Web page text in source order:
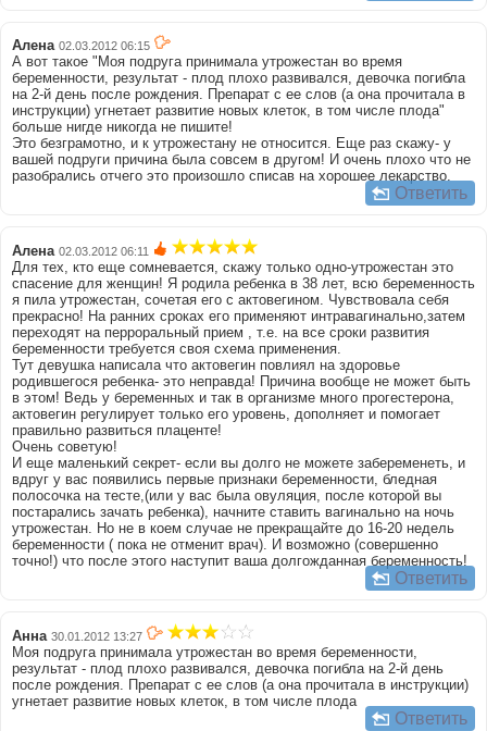
Алена 02.03.2012 06:15
А вот такое "Моя подруга принимала утрожестан во время
беременности, результат - плод плохо развивался, девочка погибла
на 2-й день после рождения. Препарат с ее слов (а она прочитала в
инструкции) угнетает развитие новых клеток, в том числе плода"
больше нигде никогда не пишите!
Это безграмотно, и к утрожестану не относится. Еще раз скажу- у
вашей подруги причина была совсем в другом! И очень плохо что не
разобрались отчего это произошло списав на хорошее лекарство.
Ответить
Алена 02.03.2012 06:11
Для тех, кто еще сомневается, скажу только одно-утрожестан это
спасение для женщин! Я родила ребенка в 38 лет, всю беременность
я пила утрожестан, сочетая его с актовегином. Чувствовала себя
прекрасно! На ранних сроках его применяют интравагинально,затем
переходят на перроральный прием , т.е. на все сроки развития
беременности требуется своя схема применения.
Тут девушка написала что актовегин повлиял на здоровье
родившегося ребенка- это неправда! Причина вообще не может быть
в этом! Ведь у беременных и так в организме много прогестерона,
актовегин регулирует только его уровень, дополняет и помогает
правильно развиться плаценте!
Очень советую!
И еще маленький секрет- если вы долго не можете забеременеть, и
вдруг у вас появились первые признаки беременности, бледная
полосочка на тесте,(или у вас была овуляция, после которой вы
постарались зачать ребенка), начните ставить вагинально на ночь
утрожестан. Но не в коем случае не прекращайте до 16-20 недель
беременности ( пока не отменит врач). И возможно (совершенно
точно!) что после этого наступит ваша долгожданная беременность!
Ответить
Анна 30.01.2012 13:27
Моя подруга принимала утрожестан во время беременности,
результат - плод плохо развивался, девочка погибла на 2-й день
после рождения. Препарат с ее слов (а она прочитала в инструкции)
угнетает развитие новых клеток, в том числе плода
Ответить